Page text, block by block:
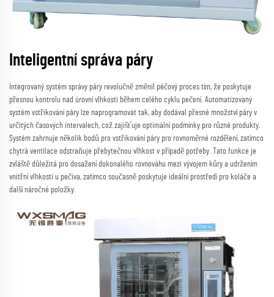
Inteligentní správa páry
Integrovaný systém správy páry revolučně změnil péčový proces tím, že poskytuje
přesnou kontrolu nad úrovní vlhkosti během celého cyklu pečení. Automatizovaný
systém vstřikování páry lze naprogramovat tak, aby dodával přesné množství páry v
určitých časových intervalech, což zajišťuje optimální podmínky pro různé produkty.
Systém zahrnuje několik bodů pro vstřikování páry pro rovnoměrné rozdělení, zatímco
chytrá ventilace odstraňuje přebytečnou vlhkost v případě potřeby. Tato funkce je
zvláště důležitá pro dosažení dokonalého rovnováhu mezi vývojem kůry a udržením
vnitřní vlhkosti u pečiva, zatímco současně poskytuje ideální prostředí pro koláče a
další náročné položky.